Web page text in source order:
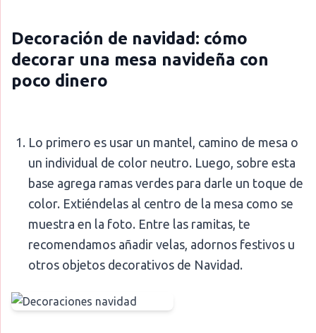
Decoración de navidad: cómo
decorar una mesa navideña con
poco dinero
Lo primero es usar un mantel, camino de mesa o
un individual de color neutro. Luego, sobre esta
base agrega ramas verdes para darle un toque de
color. Extiéndelas al centro de la mesa como se
muestra en la foto. Entre las ramitas, te
recomendamos añadir velas, adornos festivos u
otros objetos decorativos de Navidad.